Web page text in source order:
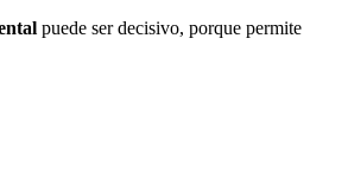
puede ser decisivo, porque permite